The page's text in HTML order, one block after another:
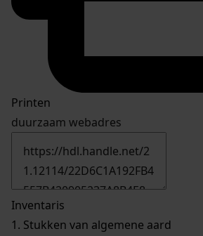
Printen
duurzaam webadres
Inventaris
1. Stukken van algemene aard